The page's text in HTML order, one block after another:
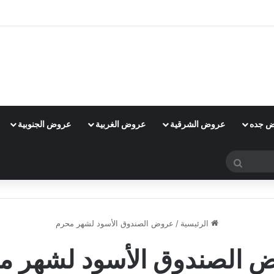
جده عروض الشرقية عروض الغربية عروض الجنوبية
بحث
الرئيسية / عروض الصندوق الأسود لشهر محرم
الصندوق الأسود لشهر